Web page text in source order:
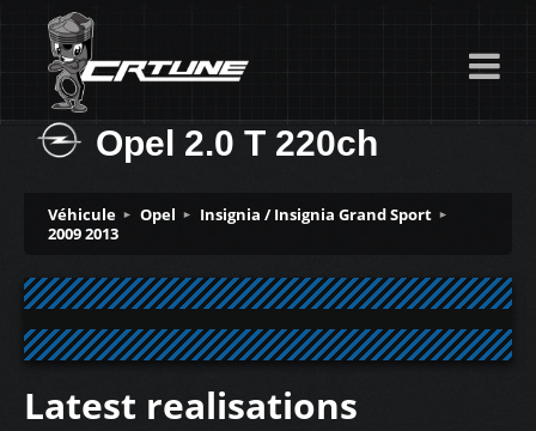
Opel 2.0 T 220ch
Véhicule Opel
Insignia / Insignia Grand Sport
2009 2013
Latest realisations